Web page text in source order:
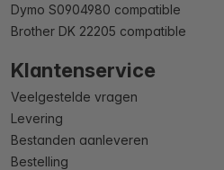
Dymo S0904980 compatible
Brother DK 22205 compatible
Klantenservice
Veelgestelde vragen
Levering
Bestanden aanleveren
Bestelling